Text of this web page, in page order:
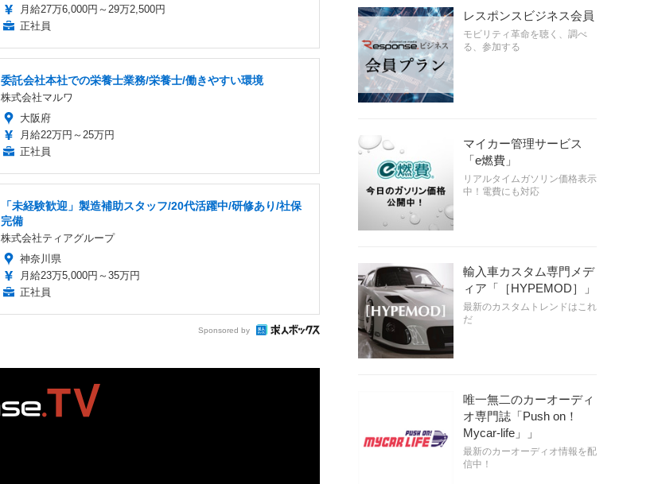
月給27万6,000円～29万2,500円
正社員
委託会社本社での栄養士業務/栄養士/働きやすい環境
株式会社マルワ
大阪府
月給22万円～25万円
正社員
「未経験歓迎」製造補助スタッフ/20代活躍中/研修あり/社保
完備
株式会社ティアグループ
神奈川県
月給23万5,000円～35万円
正社員
Sponsored by
レスポンスビジネス会員
モビリティ革命を聴く、調べ
る、参加する
マイカー管理サービス
「e燃費」
リアルタイムガソリン価格表示
中！電費にも対応
輸入車カスタム専門メデ
ィア「［HYPEMOD］」
最新のカスタムトレンドはこれ
だ
唯一無二のカーオーディ
オ専門誌「Push on！
Mycar-life」」
最新のカーオーディオ情報を配
信中！